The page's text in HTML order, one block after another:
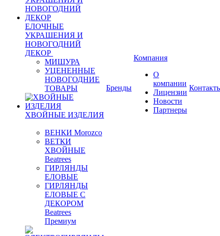
ЕЛОЧНЫЕ
УКРАШЕНИЯ И
НОВОГОДНИЙ
ДЕКОР
МИШУРА
УЦЕНЕННЫЕ
НОВОГОДНИЕ
ТОВАРЫ
ХВОЙНЫЕ ИЗДЕЛИЯ
ВЕНКИ Morozco
ВЕТКИ
ХВОЙНЫЕ
Beatrees
ГИРЛЯНДЫ
ЕЛОВЫЕ
ГИРЛЯНДЫ
ЕЛОВЫЕ С
ДЕКОРОМ
Beatrees
Премиум
Бренды
Компания
О
компании
Лицензии
Новости
Партнеры